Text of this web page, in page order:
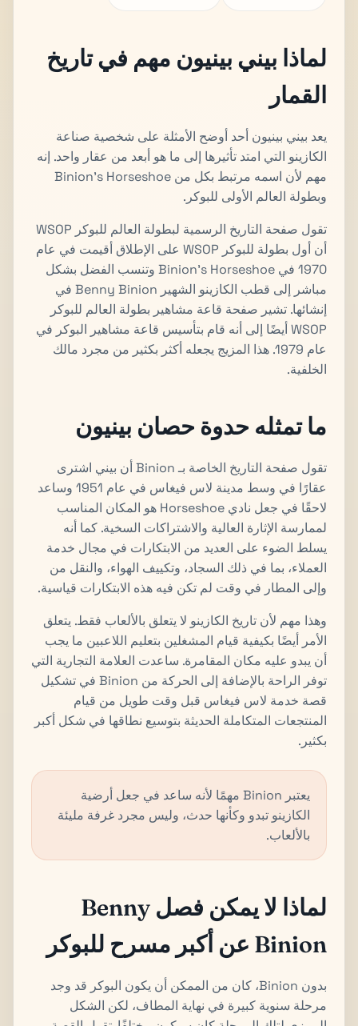
لماذا بيني بينيون مهم في تاريخ
القمار
يعد بيني بينيون أحد أوضح الأمثلة على شخصية صناعة
الكازينو التي امتد تأثيرها إلى ما هو أبعد من عقار واحد. إنه
مهم لأن اسمه مرتبط بكل من Binion's Horseshoe
وبطولة العالم الأولى للبوكر.
تقول صفحة التاريخ الرسمية لبطولة العالم للبوكر WSOP
أن أول بطولة للبوكر WSOP على الإطلاق أقيمت في عام
1970 في Binion's Horseshoe وتنسب الفضل بشكل
مباشر إلى قطب الكازينو الشهير Benny Binion في
إنشائها. تشير صفحة قاعة مشاهير بطولة العالم للبوكر
WSOP أيضًا إلى أنه قام بتأسيس قاعة مشاهير البوكر في
عام 1979. هذا المزيج يجعله أكثر بكثير من مجرد مالك
الخلفية.
ما تمثله حدوة حصان بينيون
تقول صفحة التاريخ الخاصة بـ Binion أن بيني اشترى
عقارًا في وسط مدينة لاس فيغاس في عام 1951 وساعد
لاحقًا في جعل نادي Horseshoe هو المكان المناسب
لممارسة الإثارة العالية والاشتراكات السخية. كما أنه
يسلط الضوء على العديد من الابتكارات في مجال خدمة
العملاء، بما في ذلك السجاد، وتكييف الهواء، والنقل من
وإلى المطار في وقت لم تكن فيه هذه الابتكارات قياسية.
وهذا مهم لأن تاريخ الكازينو لا يتعلق بالألعاب فقط. يتعلق
الأمر أيضًا بكيفية قيام المشغلين بتعليم اللاعبين ما يجب
أن يبدو عليه مكان المقامرة. ساعدت العلامة التجارية التي
توفر الراحة بالإضافة إلى الحركة من Binion في تشكيل
قصة خدمة لاس فيغاس قبل وقت طويل من قيام
المنتجعات المتكاملة الحديثة بتوسيع نطاقها في شكل أكبر
بكثير.
يعتبر Binion مهمًا لأنه ساعد في جعل أرضية
الكازينو تبدو وكأنها حدث، وليس مجرد غرفة مليئة
بالألعاب.
لماذا لا يمكن فصل Benny
Binion عن أكبر مسرح للبوكر
بدون Binion، كان من الممكن أن يكون البوكر قد وجد
مرحلة سنوية كبيرة في نهاية المطاف، لكن الشكل